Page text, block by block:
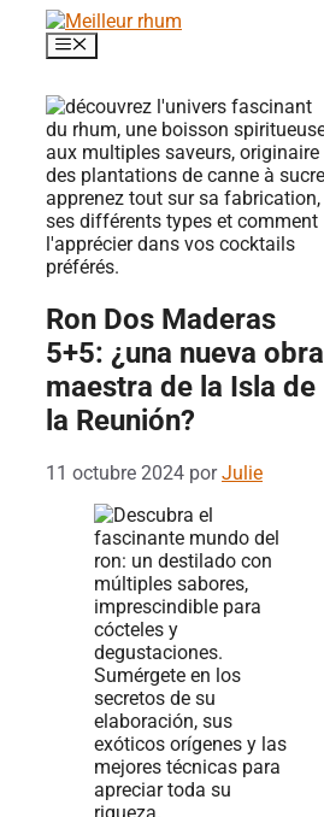
Saltar
contenido
Menú
Ron Dos Maderas
5+5: ¿una nueva obra
maestra de la Isla de
la Reunión?
11 octubre 2024 porJulie